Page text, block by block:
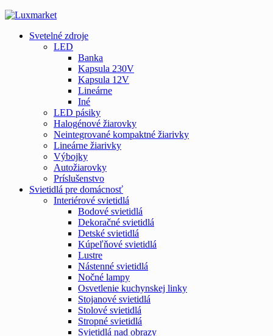
Svetelné zdroje
LED
Banka
Kapsula 230V
Kapsula 12V
Lineárne
Iné
LED pásiky
Halogénové žiarovky
Neintegrované kompaktné žiarivky
Lineárne žiarivky
Výbojky
Autožiarovky
Príslušenstvo
Svietidlá pre domácnosť
Interiérové svietidlá
Bodové svietidlá
Dekoračné svietidlá
Detské svietidlá
Kúpeľňové svietidlá
Lustre
Nástenné svietidlá
Nočné lampy
Osvetlenie kuchynskej linky
Stojanové svietidlá
Stolové svietidlá
Stropné svietidlá
Svietidlá nad obrazy